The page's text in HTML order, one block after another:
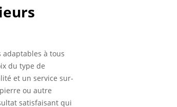
à tous
du type de
et un service sur-
ou autre
satisfaisant qui